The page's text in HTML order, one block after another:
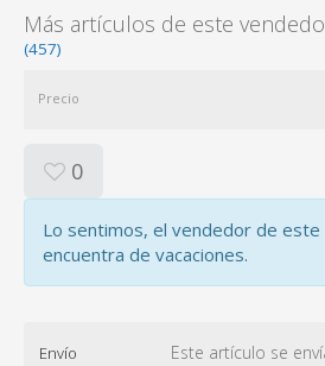
Más artículos de este
(457)
Precio
0
Lo sentimos, el vendedor de este
encuentra de vacaciones.
Envío Este artículo se